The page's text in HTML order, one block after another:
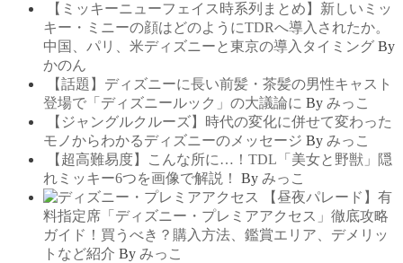
【ミッキーニューフェイス時系列まとめ】新しいミッ
キー・ミニーの顔はどのようにTDRへ導入されたか。
中国、パリ、米ディズニーと東京の導入タイミング By
かのん
【話題】ディズニーに長い前髪・茶髪の男性キャスト
登場で「ディズニールック」の大議論に By みっこ
【ジャングルクルーズ】時代の変化に併せて変わった
モノからわかるディズニーのメッセージ By みっこ
【超高難易度】こんな所に…！TDL「美女と野獣」隠
れミッキー6つを画像で解説！
By みっこ
【昼夜パレード】有
料指定席「ディズニー・プレミアアクセス」徹底攻略
ガイド！買うべき？購入方法、鑑賞エリア、デメリッ
トなど紹介 By みっこ